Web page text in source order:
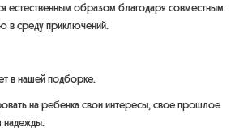
естественным образом благодаря совместным
в среду приключений.
в нашей подборке.
на ребенка свои интересы, свое прошлое
надежды.